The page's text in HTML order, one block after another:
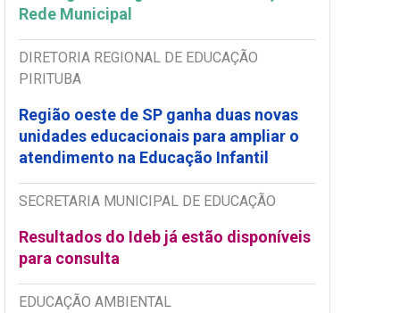
Rede Municipal
DIRETORIA REGIONAL DE EDUCAÇÃO
PIRITUBA
Região oeste de SP ganha duas novas
unidades educacionais para ampliar o
atendimento na Educação Infantil
SECRETARIA MUNICIPAL DE EDUCAÇÃO
Resultados do Ideb já estão disponíveis
para consulta
EDUCAÇÃO AMBIENTAL